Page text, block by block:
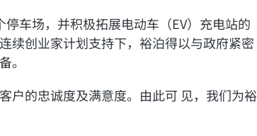
车场，并积极拓展电动车（EV）充电站的
续创业家计划支持下，裕泊得以与政府紧密
。
户的忠诚度及满意度。由此可 见，我们为裕